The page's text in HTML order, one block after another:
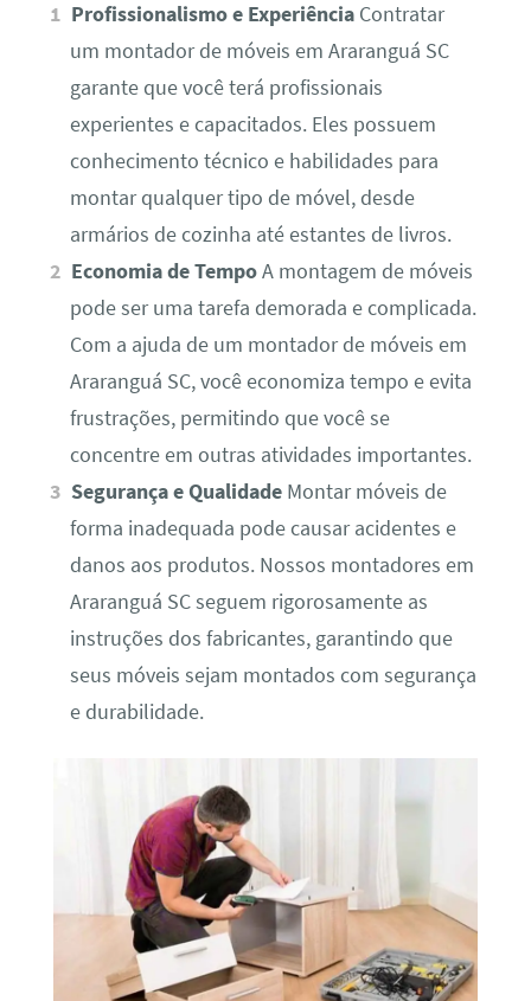
Profissionalismo e Experiência Contratar
um montador de móveis em Araranguá SC
garante que você terá profissionais
experientes e capacitados. Eles possuem
conhecimento técnico e habilidades para
montar qualquer tipo de móvel, desde
armários de cozinha até estantes de livros.
Economia de TempoA montagem de móveis
pode ser uma tarefa demorada e complicada.
Com a ajuda de um montador de móveis em
Araranguá SC, você economiza tempo e evita
frustrações, permitindo que você se
concentre em outras atividades importantes.
Segurança e Qualidade Montar móveis de
forma inadequada pode causar acidentes e
danos aos produtos. Nossos montadores em
Araranguá SC seguem rigorosamente as
instruções dos fabricantes, garantindo que
seus móveis sejam montados com segurança
e durabilidade.